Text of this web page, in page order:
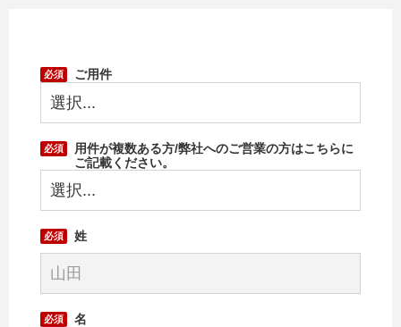
ご用件
用件が複数ある方/弊社へのご営業の方はこちらに
ご記載ください。
姓
名